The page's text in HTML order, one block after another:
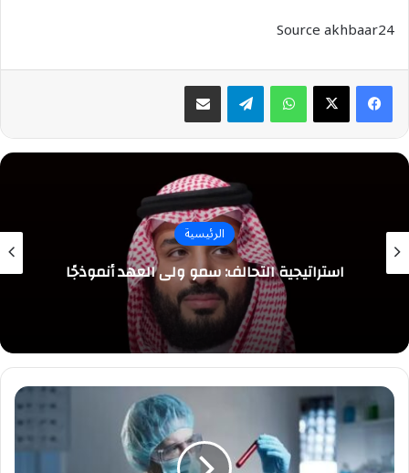
Source akhbaar24
واتسابتيلقرام مشاركة عبر البريد
الرئيسية
استراتيجية التحالف: سمو ولي العهد أنموذجًا
مختص:
قرارات
التوطين
تسهم